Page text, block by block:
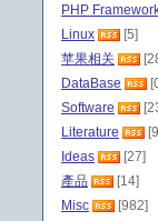
PHP
Linux
[5]
苹果相关
DataBase
Software
Literature
Ideas
[27]
產品
[14]
Misc
[982]